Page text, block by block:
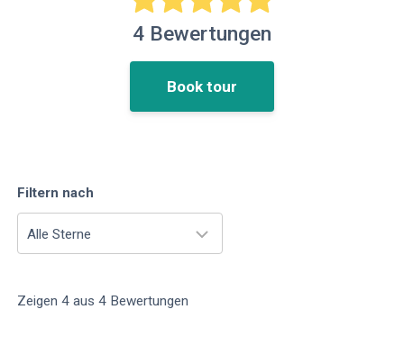
4 Bewertungen
Book tour
Filtern nach
Alle Sterne
Zeigen 4 aus 4 Bewertungen